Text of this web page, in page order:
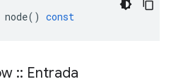
node() const
:: Entrada